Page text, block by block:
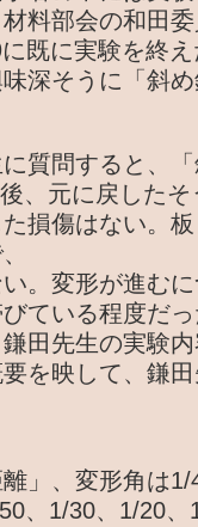
料部会の和田
既に実験を終
深そうに「斜
質問すると、
、元に戻したそ
損傷はない。
。変形が進む
ている程度だ
田先生の実験
を映して、鎌
」、変形角は
、1/30、1/20